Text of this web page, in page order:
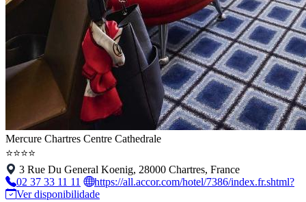
Mercure Chartres Centre Cathedrale
⭐⭐⭐⭐
3 Rue Du General Koenig, 28000 Chartres, France
02 37 33 11 11
https://all.accor.com/hotel/7386/index.fr.shtml?
Ver disponibilidade